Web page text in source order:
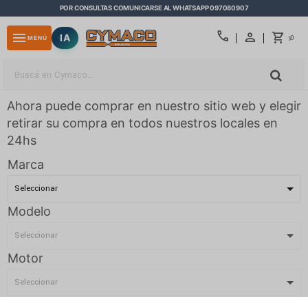
POR CONSULTAS COMUNICARSE AL WHATSAPP 097080907
call $0
menu MENÚ IA
Ahora puede comprar en nuestro sitio web y elegir
retirar su compra en todos nuestros locales en
24hs
Marca
Modelo
Motor
close